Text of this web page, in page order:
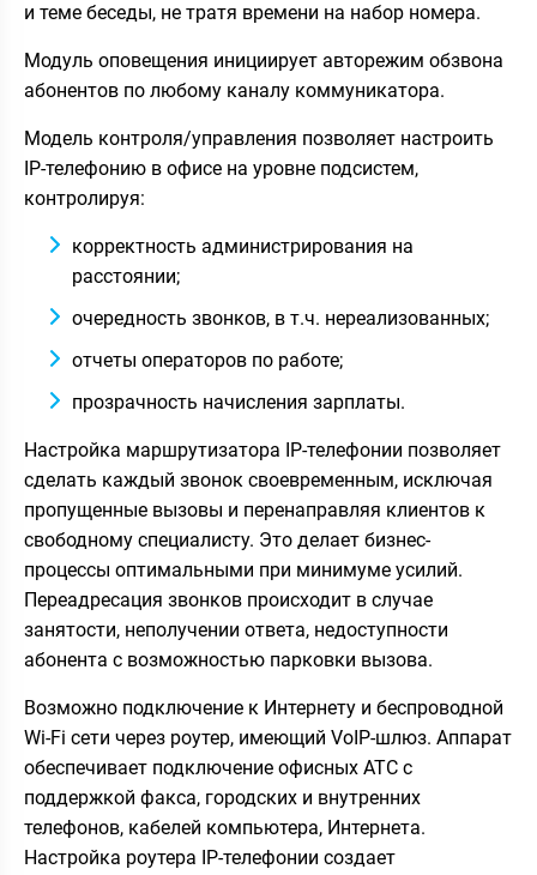
и теме беседы, не тратя времени на набор номера.
Модуль оповещения инициирует авторежим обзвона
абонентов по любому каналу коммуникатора.
Модель контроля/управления позволяет настроить
IP-телефонию в офисе на уровне подсистем,
контролируя:
корректность администрирования на
расстоянии;
очередность звонков, в т.ч. нереализованных;
отчеты операторов по работе;
прозрачность начисления зарплаты.
Настройка маршрутизатора IP-телефонии позволяет
сделать каждый звонок своевременным, исключая
пропущенные вызовы и перенаправляя клиентов к
свободному специалисту. Это делает бизнес-
процессы оптимальными при минимуме усилий.
Переадресация звонков происходит в случае
занятости, неполучении ответа, недоступности
абонента с возможностью парковки вызова.
Возможно подключение к Интернету и беспроводной
Wi-Fi сети через роутер, имеющий VoIP-шлюз. Аппарат
обеспечивает подключение офисных АТС с
поддержкой факса, городских и внутренних
телефонов, кабелей компьютера, Интернета.
Настройка роутера IP-телефонии создает